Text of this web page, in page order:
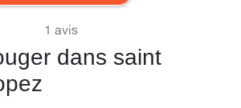
1 avis
dans saint